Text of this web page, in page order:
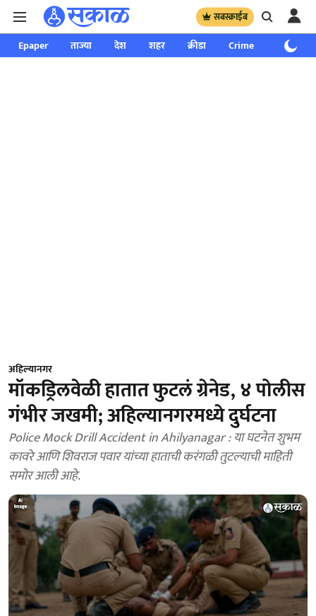
सबस्क्राईब
Epaper ताज्या देश शहर क्रीडा Crime साप्ताहिक
अहिल्यानगर
मॉकड्रिलवेळी हातात फुटलं ग्रेनेड, ४ पोलीस
गंभीर जखमी; अहिल्यानगरमध्ये दुर्घटना
Police Mock Drill Accident in Ahilyanagar : या घटनेत शुभम
कावरे आणि शिवराज पवार यांच्या हाताची करंगळी तुटल्याची माहिती
समोर आली आहे.